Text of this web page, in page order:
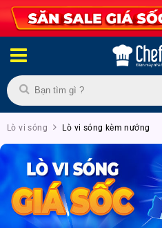
Lò vi sóng Lò vi sóng kèm nướng